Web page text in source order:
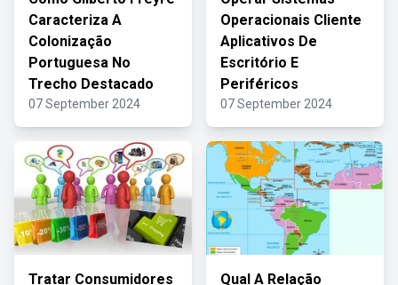
Caracteriza A
Colonização
Portuguesa No
Trecho Destacado
07 September 2024
Operacionais Cliente
Aplicativos De
Escritório E
Periféricos
07 September 2024
Tratar Consumidores Qual A Relação